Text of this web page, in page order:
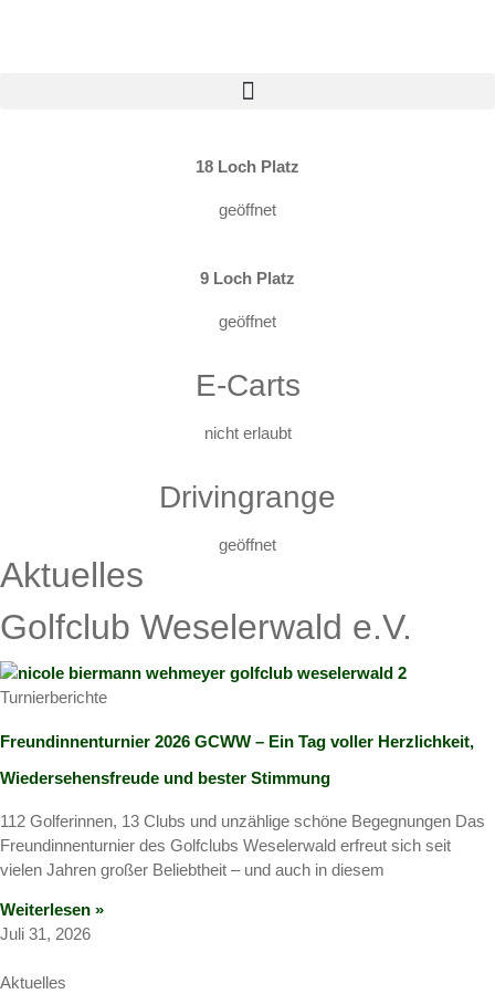
18 Loch Platz
geöffnet
9 Loch Platz
geöffnet
E-Carts
nicht erlaubt
Drivingrange
geöffnet
Aktuelles
Golfclub Weselerwald e.V.
Turnierberichte
Freundinnenturnier 2026 GCWW – Ein Tag voller Herzlichkeit,
Wiedersehensfreude und bester Stimmung
112 Golferinnen, 13 Clubs und unzählige schöne Begegnungen Das
Freundinnenturnier des Golfclubs Weselerwald erfreut sich seit
vielen Jahren großer Beliebtheit – und auch in diesem
Weiterlesen »
Juli 31, 2026
Aktuelles